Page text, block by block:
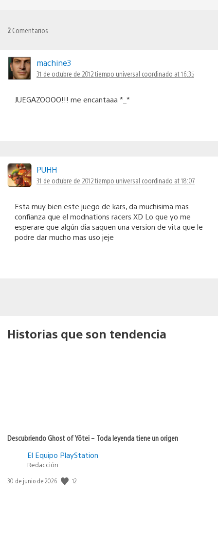
2 Comentarios
machine3
31 de octubre de 2012 tiempo universal coordinado at 16:35
JUEGAZOOOO!!! me encantaaa *_*
PUHH
31 de octubre de 2012 tiempo universal coordinado at 18:07
Esta muy bien este juego de kars, da muchisima mas
confianza que el modnations racers XD Lo que yo me
esperare que algún dia saquen una version de vita que le
podre dar mucho mas uso jeje
Historias que son tendencia
Descubriendo Ghost of Yōtei – Toda leyenda tiene un origen
El Equipo PlayStation
Redacción
Fecha
30 de junio de 2026 12